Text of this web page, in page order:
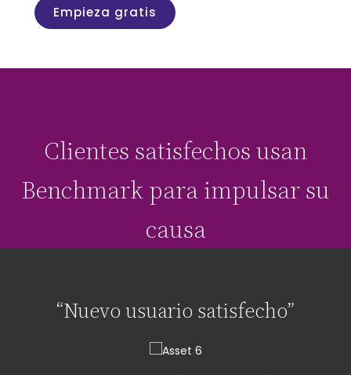
Empieza gratis
Clientes satisfechos usan
Benchmark para impulsar su
causa
“Nuevo usuario satisfecho”